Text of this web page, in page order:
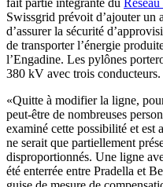
fait partie intégrante du
Swissgrid prévoit d’ajouter un
d’assurer la sécurité
de transporter l’énergie
l’Engadine. Les pylônes
380 kV avec trois conducteurs.
«Quitte à modifier la ligne,
peut-être de nombreuses
examiné cette possibilité et est
ne serait que partiellement
disproportionnés. Une ligne
été enterrée entre Pradella et